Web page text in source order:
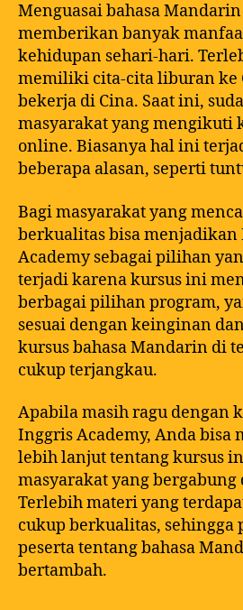
Menguasai bahasa
memberikan banyak
kehidupan sehari-hari.
memiliki cita-cita liburan ke
bekerja di Cina. Saat ini,
masyarakat yang mengikuti
online. Biasanya hal ini
beberapa alasan, seperti
Bagi masyarakat yang
berkualitas bisa
Academy sebagai pilihan
terjadi karena kursus ini
berbagai pilihan program,
sesuai dengan keinginan
kursus bahasa Mandarin di
cukup terjangkau.
Apabila masih ragu dengan
Inggris Academy, Anda bisa
lebih lanjut tentang kursus
masyarakat yang
Terlebih materi yang
cukup berkualitas, sehingga
peserta tentang bahasa
bertambah.